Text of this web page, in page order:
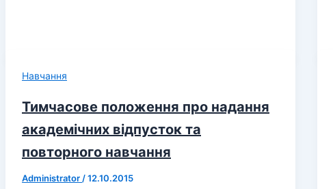
Навчання
Тимчасове положення про надання
академічних відпусток та
повторного навчання
Administrator /12.10.2015